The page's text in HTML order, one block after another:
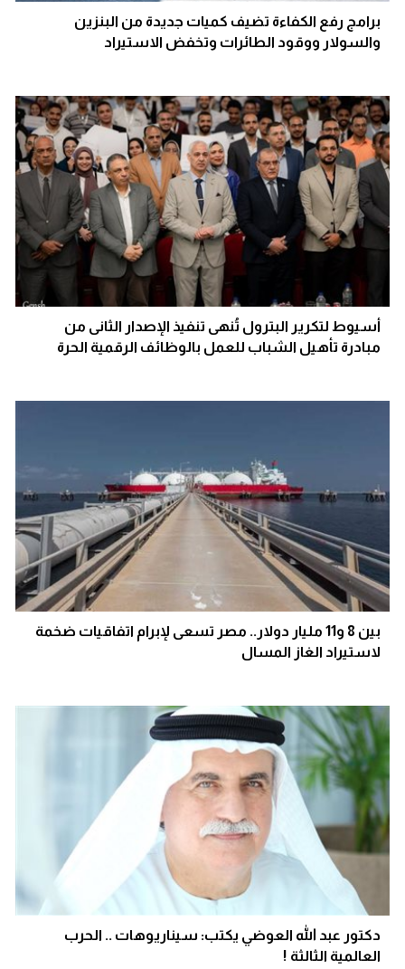
برامج رفع الكفاءة تضيف كميات جديدة من البنزين
والسولار ووقود الطائرات وتخفض الاستيراد
أسيوط لتكرير البترول تُنهى تنفيذ الإصدار الثانى من
مبادرة تأهيل الشباب للعمل بالوظائف الرقمية الحرة
بين 8 و11 مليار دولار.. مصر تسعى لإبرام اتفاقيات ضخمة
لاستيراد الغاز المسال
دكتور عبد الله العوضي يكتب: سيناريوهات .. الحرب
العالمية الثالثة !